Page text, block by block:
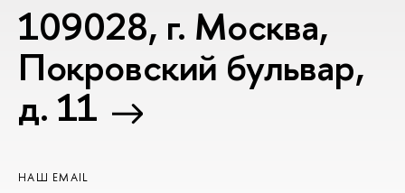
109028, г. Москва,
Покровский бульвар,
д. 11
НАШ EMAIL